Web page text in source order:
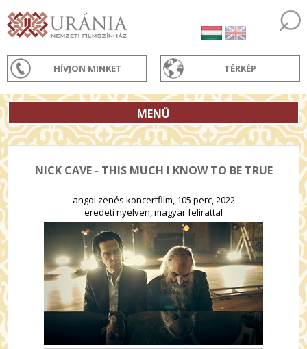
HÍVJON MINKET TÉRKÉP
MENÜ
NICK CAVE - THIS MUCH I KNOW TO BE TRUE
angol zenés koncertfilm, 105 perc, 2022
eredeti nyelven, magyar felirattal